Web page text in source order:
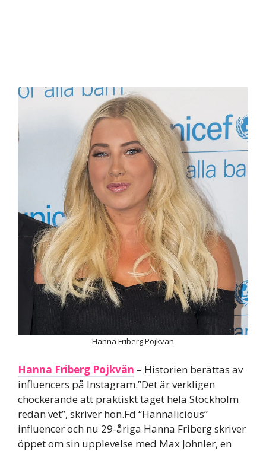
Hanna Friberg Pojkvän
Hanna Friberg Pojkvän – Historien berättas av
influencers på Instagram.”Det är verkligen
chockerande att praktiskt taget hela Stockholm
redan vet”, skriver hon.Fd “Hannalicious”
influencer och nu 29-åriga Hanna Friberg skriver
öppet om sin upplevelse med Max Johnler, en